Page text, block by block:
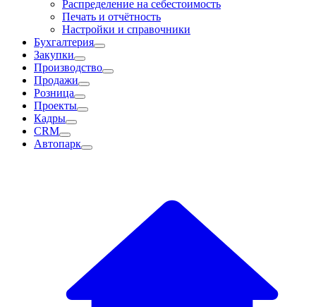
Распределение на себестоимость
Печать и отчётность
Настройки и справочники
Бухгалтерия
Закупки
Производство
Продажи
Розница
Проекты
Кадры
CRM
Автопарк